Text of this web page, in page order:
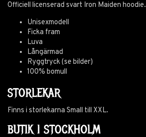
Officiell licenserad svart Iron Maiden hoodie.
Unisexmodell
Ficka fram
Luva
Långärmad
Ryggtryck (se bilder)
100% bomull
STORLEKAR
Finns i storlekarna Small till XXL.
BUTIK I STOCKHOLM